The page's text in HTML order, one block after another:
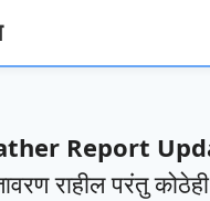
Report
राहील परंतु